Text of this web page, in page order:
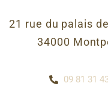
21 rue du palais
34000
09 81 31